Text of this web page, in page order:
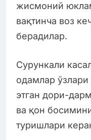
жисмоний
вақтинча воз
берадилар.
Сурункали
одамлар
этган дори-
ва қон
туришлари